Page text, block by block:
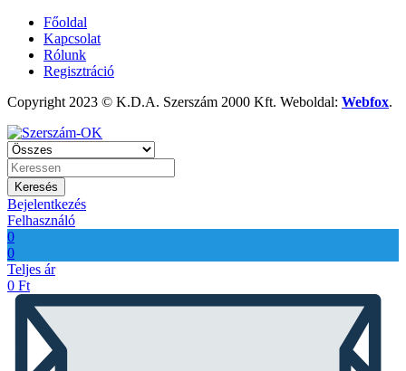
Főoldal
Kapcsolat
Rólunk
Regisztráció
Copyright 2023 © K.D.A. Szerszám 2000 Kft. Weboldal: Webfox.
Keresés
Bejelentkezés
Felhasználó
0
0
Teljes ár
0 Ft